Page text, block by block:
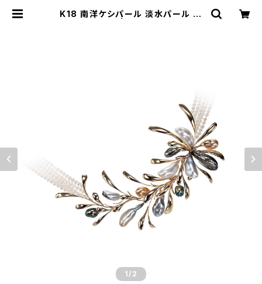
K18 南洋ケシパール 淡水パール ネ
1 /2